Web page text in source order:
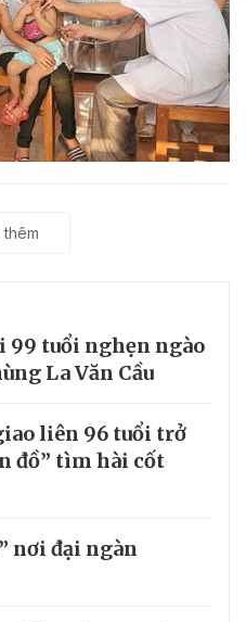
thêm
99 tuổi nghẹn ngào
La Văn Cầu
liên 96 tuổi trở
đồ” tìm hài cốt
nơi đại ngàn